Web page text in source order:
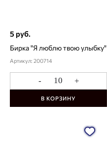
5 руб.
Бирка "Я люблю твою улыбку"
Артикул: 200714
- +
В КОРЗИНУ